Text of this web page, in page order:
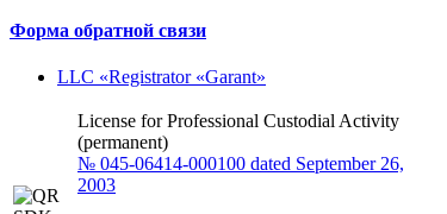
Форма обратной связи
LLC «Registrator «Garant»
License for Professional Custodial Activity
(permanent)
№ 045-06414-000100 dated September 26,
2003